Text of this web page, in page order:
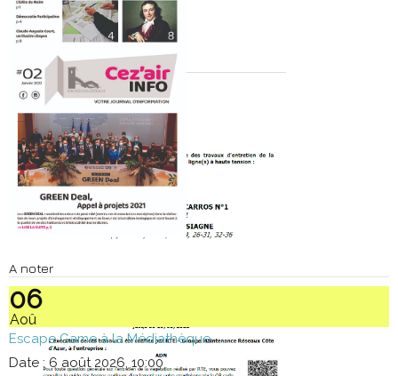
A noter
06
Aoû
Escape Game à la Médiathèque
Date : 6 août 2026, 10:00